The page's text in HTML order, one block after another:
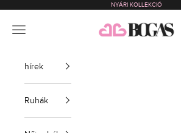
NYÁRI KOLLEKCIÓ
bogas com international
Menü
hírek
Ruhák